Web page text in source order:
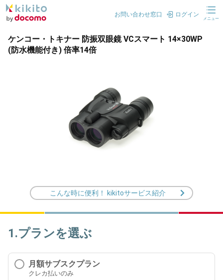
お問い合わせ窓口 ログイン
メニュー
ケンコー・トキナー 防振双眼鏡 VCスマート 14×30WP
(防水機能付き) 倍率14倍
こんな時に便利！ kikitoサービス紹介
1.プランを選ぶ
月額サブスクプラン
クレカ払いのみ